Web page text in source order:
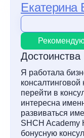
Екатерина
Достоинства
Я работала
перейти в
интересна
развиваться
SHCH Academy
бонусную